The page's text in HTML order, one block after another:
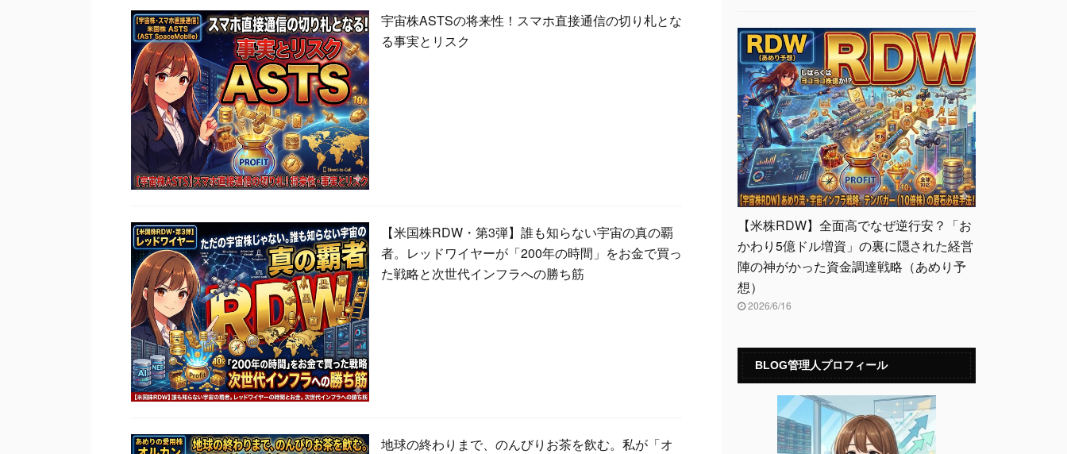
宇宙株ASTSの将来性！スマホ直接通信の切り札とな
る事実とリスク
【米国株RDW・第3弾】誰も知らない宇宙の真の覇
者。レッドワイヤーが「200年の時間」をお金で買っ
た戦略と次世代インフラへの勝ち筋
地球の終わりまで、のんびりお茶を飲む。私が「オ
【米株RDW】全面高でなぜ逆行安？「お
かわり5億ドル増資」の裏に隠された経営
陣の神がかった資金調達戦略（あめり予
想）
2026/6/16
BLOG管理人プロフィール